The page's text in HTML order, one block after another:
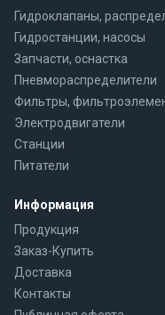
Гидроклапаны,
Гидростанции, насосы
Запчасти, оснастка
Пневмораспределители
Фильтры,
Электродвигатели
Станции
Питатели
Информация
Продукция
Заказ-Купить
Доставка
Контакты